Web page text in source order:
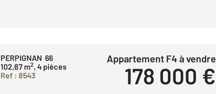
PERPIGNAN 66
102,87 m2, 4 pièces
Ref : 8543
Appartement F4 à vendre
178 000 €